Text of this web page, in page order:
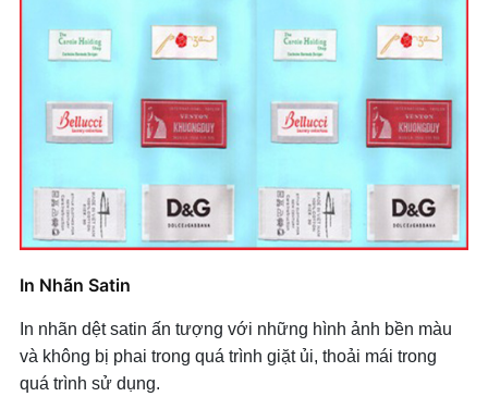
In Nhãn Satin
In nhãn dệt satin ấn tượng với những hình ảnh bền màu
và không bị phai trong quá trình giặt ủi, thoải mái trong
quá trình sử dụng.